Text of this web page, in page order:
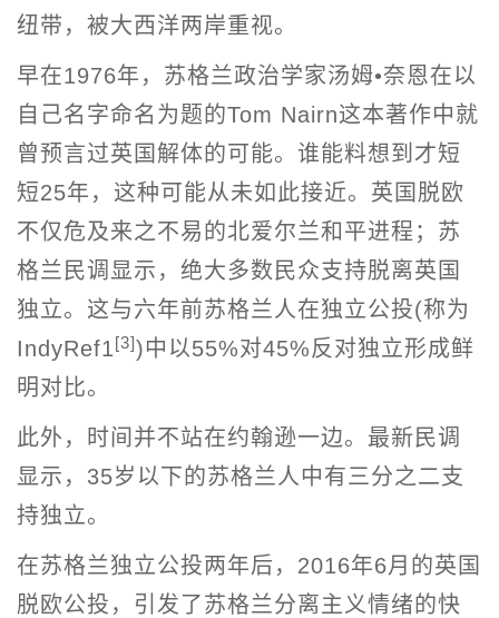
纽带，被大西洋两岸重视。
早在1976年，苏格兰政治学家汤姆•奈恩在以
自己名字命名为题的Tom Nairn这本著作中就
曾预言过英国解体的可能。谁能料想到才短
短25年，这种可能从未如此接近。英国脱欧
不仅危及来之不易的北爱尔兰和平进程；苏
格兰民调显示，绝大多数民众支持脱离英国
独立。这与六年前苏格兰人在独立公投(称为
IndyRef1[3])中以55%对45%反对独立形成鲜
明对比。
此外，时间并不站在约翰逊一边。最新民调
显示，35岁以下的苏格兰人中有三分之二支
持独立。
在苏格兰独立公投两年后，2016年6月的英国
脱欧公投，引发了苏格兰分离主义情绪的快